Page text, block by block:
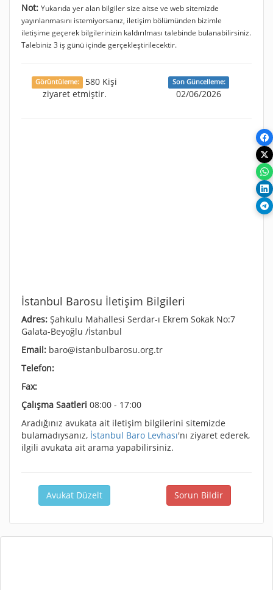
Not: Yukarıda yer alan bilgiler size aitse ve web sitemizde
yayınlanmasını istemiyorsanız, iletişim bölümünden bizimle
iletişime geçerek bilgilerinizin kaldırılması talebinde bulanabilirsiniz.
Talebiniz 3 iş günü içinde gerçekleştirilecektir.
Görüntüleme:
580 Kişi
ziyaret etmiştir.
Son Güncelleme:
02/06/2026
İstanbul Barosu İletişim Bilgileri
Adres: Şahkulu Mahallesi Serdar-ı Ekrem Sokak No:7
Galata-Beyoğlu /İstanbul
Email: baro@istanbulbarosu.org.tr
Telefon:
Fax:
Çalışma Saatleri 08:00 - 17:00
Aradığınız avukata ait iletişim bilgilerini sitemizde
bulamadıysanız, İstanbul Baro Levhası'nı ziyaret ederek,
ilgili avukata ait arama yapabilirsiniz.
Avukat Düzelt Sorun Bildir